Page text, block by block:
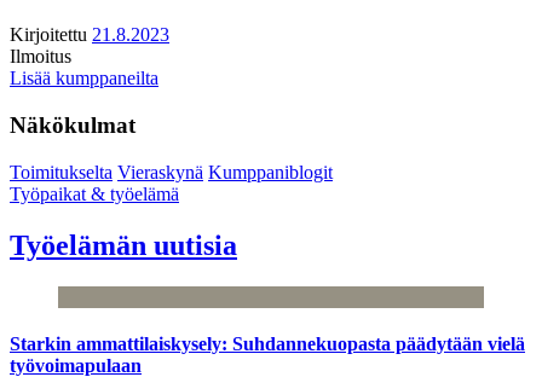
Kirjoitettu 21.8.2023
Ilmoitus
Lisää kumppaneilta
Näkökulmat
Toimitukselta Vieraskynä Kumppaniblogit
Työpaikat & työelämä
Työelämän uutisia
Starkin ammattilaiskysely: Suhdannekuopasta päädytään vielä
työvoimapulaan